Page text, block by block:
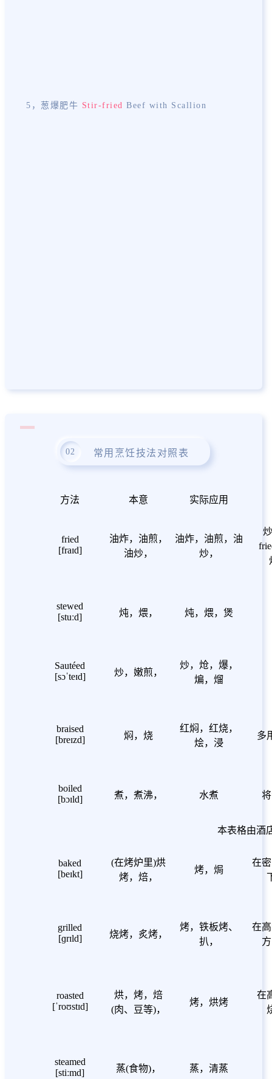
5，葱爆肥牛 Stir-fried Beef with Scallion
02 常用烹饪技法对照表
​方法 本意 实际应用
fried
[fraɪd]
油炸，油煎，
油炒，
油炸，油煎，油
炒，
stewed
[stuːd]
炖，煨， 炖，煨，煲
Sautéed
[sɔˈteɪd]
炒，嫩煎，
炒，炝，爆，
煸，熘
braised
[breɪzd]
焖，烧
红焖，红烧，
烩，浸
多
boiled
[bɔɪld]
煮，煮沸， 水煮
本表格由酒
baked
[beɪkt]
(在烤炉里)烘
烤，焙，
烤，焗
在
grilled
[ɡrɪld]
烧烤，炙烤，
烤，铁板烤、
扒，
在
roasted
[ˈroʊstɪd]
烘，烤，焙
(肉、豆等)，
烤，烘烤
在
steamed
[stiːmd]
蒸(食物)， 蒸，清蒸